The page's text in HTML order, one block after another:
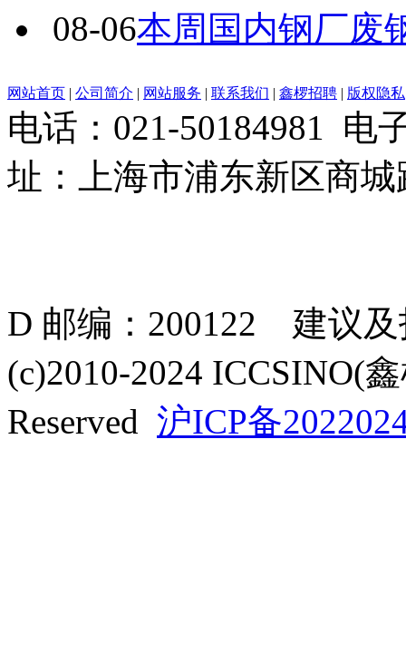
08-06本周国内钢厂废
网站首页 | 公司简介 | 网站服务 | 联系我们 | 鑫椤招聘 | 版权隐私
电话：021-50184981 电
址：上海市浦东新区商
D 邮编：200122 建议
(c)2010-2024 ICCSINO(
Reserved 沪ICP备